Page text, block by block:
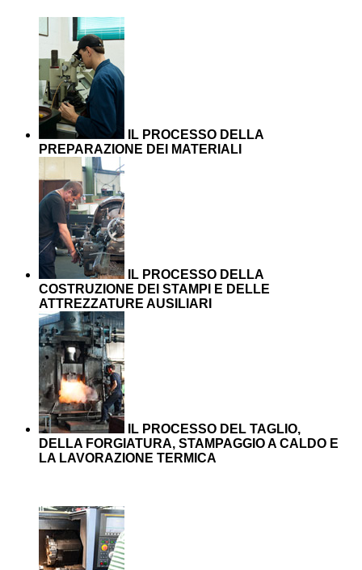
IL PROCESSO DELLA
PREPARAZIONE DEI MATERIALI
IL PROCESSO DELLA
COSTRUZIONE DEI STAMPI E DELLE
ATTREZZATURE AUSILIARI
IL PROCESSO DEL TAGLIO,
DELLA FORGIATURA, STAMPAGGIO A CALDO E
LA LAVORAZIONE TERMICA